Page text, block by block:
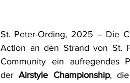
St. Peter-Ording, 2025 – Die
Action an den Strand von St.
Community ein aufregendes
der Airstyle Championship,